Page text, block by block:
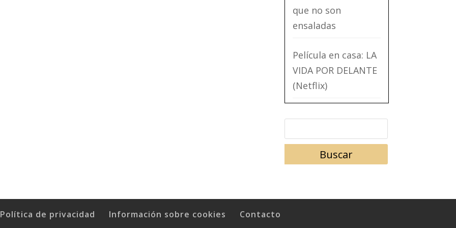
que no son
ensaladas
Película en casa: LA
VIDA POR DELANTE
(Netflix)
Política de privacidad Información sobre cookies Contacto